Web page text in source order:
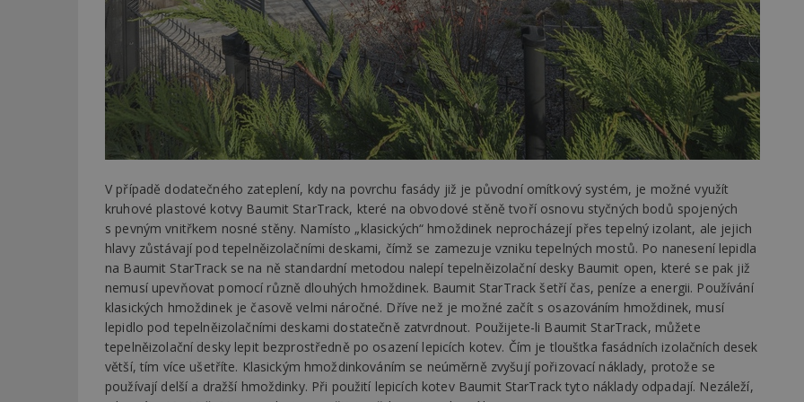
V případě dodatečného zateplení, kdy na povrchu fasády již je původní omítkový systém, je možné využít
kruhové plastové kotvy Baumit StarTrack, které na obvodové stěně tvoří osnovu styčných bodů spojených
s pevným vnitřkem nosné stěny. Namísto „klasických“ hmoždinek neprocházejí přes tepelný izolant, ale jejich
hlavy zůstávají pod tepelněizolačními deskami, čímž se zamezuje vzniku tepelných mostů. Po nanesení lepidla
na Baumit StarTrack se na ně standardní metodou nalepí tepelněizolační desky Baumit open, které se pak již
nemusí upevňovat pomocí různě dlouhých hmoždinek. Baumit StarTrack šetří čas, peníze a energii. Používání
klasických hmoždinek je časově velmi náročné. Dříve než je možné začít s osazováním hmoždinek, musí
lepidlo pod tepelněizolačními deskami dostatečně zatvrdnout. Použijete-li Baumit StarTrack, můžete
tepelněizolační desky lepit bezprostředně po osazení lepicích kotev. Čím je tloušťka fasádních izolačních desek
větší, tím více ušetříte. Klasickým hmoždinkováním se neúměrně zvyšují pořizovací náklady, protože se
používají delší a dražší hmoždinky. Při použití lepicích kotev Baumit StarTrack tyto náklady odpadají. Nezáleží,
vzorkování dat definovaného limitem
vašeho webu.
_dc_gtm_UA-53599847-1
.estav.cz
53
sekund
Tento soubor cookie je přidružen k
Správce značek Google k načtení
stránku. Pokud je použit, lze jej
nutný, protože bez něj jiné skripty
správně. Konec názvu je jedinečné
identifikátorem přidruženého účtu
id
www.estav.cz 1 rok
Tento soubor cookie se používá k
uživatele
.estav.cz
minut
54
sekund
začátek cesty uživatele pro celkový
Neobsahuje žádné identifikovatelné
_hjAbsoluteSessionInProgress
Hotjar Ltd
.estav.cz
29
minut
54
sekund
Soubor cookie je nastaven tak, aby
začátek cesty uživatele pro celkový
Neobsahuje žádné identifikovatelné
counter www.estav.cz
minut
53
sekund
Tento soubor cookie se používá k
uživatele
__gfp_64b
Google LLC
.estav.cz
1 rok
Jedná se o soubor cookie, který slouží
dalších souborů cookie návštěvníkem